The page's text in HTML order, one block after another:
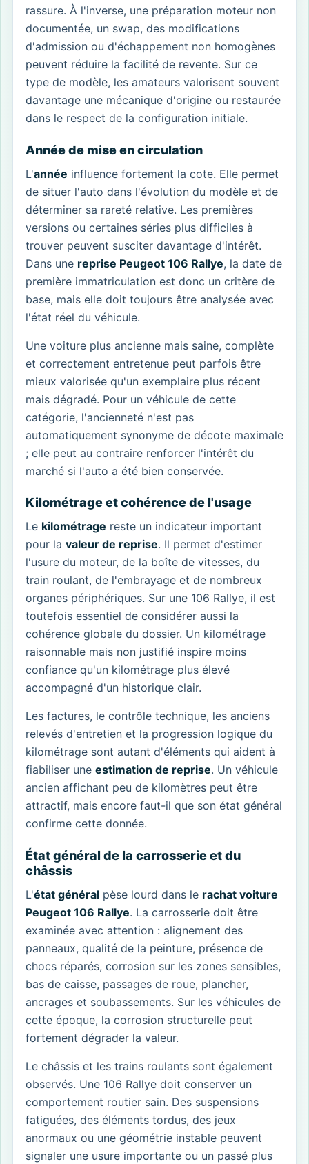
rassure. À l'inverse, une préparation moteur non
documentée, un swap, des modifications
d'admission ou d'échappement non homogènes
peuvent réduire la facilité de revente. Sur ce
type de modèle, les amateurs valorisent souvent
davantage une mécanique d'origine ou restaurée
dans le respect de la configuration initiale.
Année de mise en circulation
L'année influence fortement la cote. Elle permet
de situer l'auto dans l'évolution du modèle et de
déterminer sa rareté relative. Les premières
versions ou certaines séries plus difficiles à
trouver peuvent susciter davantage d'intérêt.
Dans une reprise Peugeot 106 Rallye, la date de
première immatriculation est donc un critère de
base, mais elle doit toujours être analysée avec
l'état réel du véhicule.
Une voiture plus ancienne mais saine, complète
et correctement entretenue peut parfois être
mieux valorisée qu'un exemplaire plus récent
mais dégradé. Pour un véhicule de cette
catégorie, l'ancienneté n'est pas
automatiquement synonyme de décote maximale
; elle peut au contraire renforcer l'intérêt du
marché si l'auto a été bien conservée.
Kilométrage et cohérence de l'usage
Le kilométrage reste un indicateur important
pour la valeur de reprise. Il permet d'estimer
l'usure du moteur, de la boîte de vitesses, du
train roulant, de l'embrayage et de nombreux
organes périphériques. Sur une 106 Rallye, il est
toutefois essentiel de considérer aussi la
cohérence globale du dossier. Un kilométrage
raisonnable mais non justifié inspire moins
confiance qu'un kilométrage plus élevé
accompagné d'un historique clair.
Les factures, le contrôle technique, les anciens
relevés d'entretien et la progression logique du
kilométrage sont autant d'éléments qui aident à
fiabiliser une estimation de reprise. Un véhicule
ancien affichant peu de kilomètres peut être
attractif, mais encore faut-il que son état général
confirme cette donnée.
État général de la carrosserie et du
châssis
L'état général pèse lourd dans le rachat voiture
Peugeot 106 Rallye. La carrosserie doit être
examinée avec attention : alignement des
panneaux, qualité de la peinture, présence de
chocs réparés, corrosion sur les zones sensibles,
bas de caisse, passages de roue, plancher,
ancrages et soubassements. Sur les véhicules de
cette époque, la corrosion structurelle peut
fortement dégrader la valeur.
Le châssis et les trains roulants sont également
observés. Une 106 Rallye doit conserver un
comportement routier sain. Des suspensions
fatiguées, des éléments tordus, des jeux
anormaux ou une géométrie instable peuvent
signaler une usure importante ou un passé plus